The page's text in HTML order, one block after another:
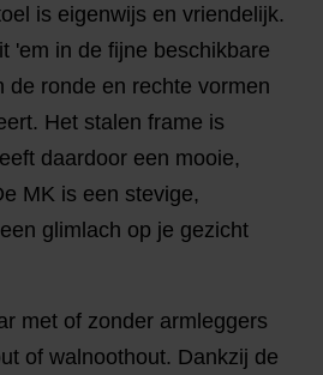
is eigenwijs en vriendelijk.
'em in de fijne beschikbare
de ronde en rechte vormen
Het stalen frame is
daardoor een mooie,
MK is een stevige,
glimlach op je gezicht
met of zonder armleggers
of walnoothout. Dankzij de